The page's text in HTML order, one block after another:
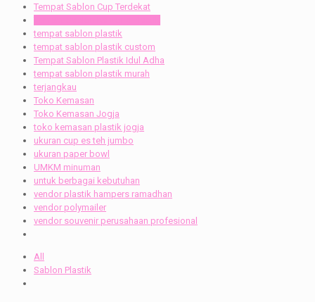
Tempat Sablon Cup Terdekat
tempat sablon plastik
tempat sablon plastik custom
Tempat Sablon Plastik Idul Adha
tempat sablon plastik murah
terjangkau
Toko Kemasan
Toko Kemasan Jogja
toko kemasan plastik jogja
ukuran cup es teh jumbo
ukuran paper bowl
UMKM minuman
untuk berbagai kebutuhan
vendor plastik hampers ramadhan
vendor polymailer
vendor souvenir perusahaan profesional
All
Sablon Plastik